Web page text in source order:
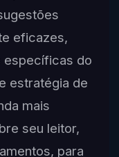
eficazes,
específicas do
estratégia de
mais
seu leitor,
para